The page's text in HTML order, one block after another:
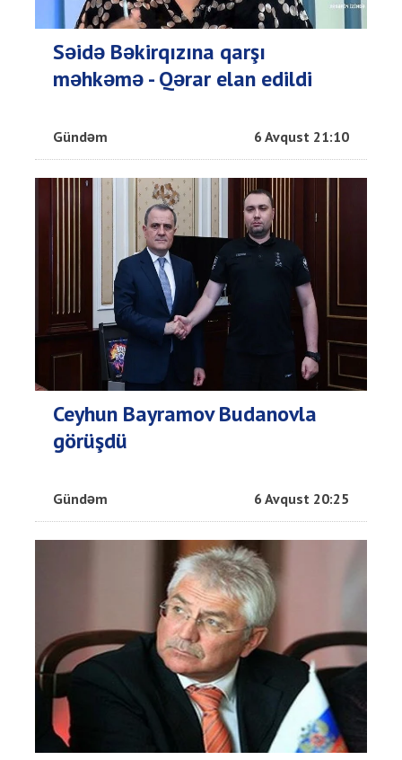
Səidə Bəkirqızına qarşı
məhkəmə - Qərar elan edildi
Gündəm 6 Avqust 21:10
Ceyhun Bayramov Budanovla
görüşdü
Gündəm 6 Avqust 20:25